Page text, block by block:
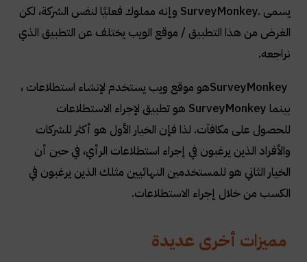
يسمى SurveyMonkey. وإنه مملوك فعليًا لنفس الشركة، لكن
الغرض من هذا التطبيق / موقع الويب يختلف عن التطبيق الذي
نراجعه.
SurveyMonkeyهو موقع ويب يستخدم لإنشاء استطلاعات ،
بينما SurveyMonkey هو تطبيق لإجراء الاستطلاعات
للحصول على مكافآت. لذا فإن الخيار الأول هو أكثر للشركات
والأفراد الذين يرغبون في إجراء استطلاعات الرأي، في حين أن
الخيار الثاني هو للمستخدمين النهائيين مثلك الذين يرغبون في
الكسب من خلال إجراء الاستطلاعات.
مميزات أخرى عديدة